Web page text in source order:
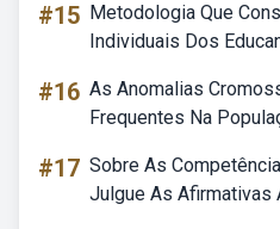
#15 Metodologia Que
Individuais Dos
#16 As Anomalias
Frequentes Na
#17 Sobre As
Julgue As Afirmativas